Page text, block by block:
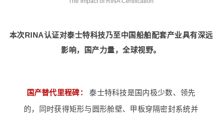
本次RINA认证对泰士特科技乃至中国船舶配套产业具有深远
影响，国产力量，全球视野。
国产替代里程碑：
泰士特科技是国内极少数、领先
的，同时获得矩形与圆形舱壁、甲板穿隔密封系统并